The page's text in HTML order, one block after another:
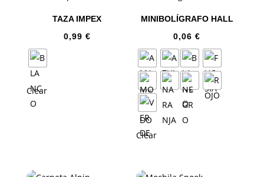
TAZA IMPEX
0,99 €
Clear
MINIBOLÍGRAFO HALL
0,06€
Clear